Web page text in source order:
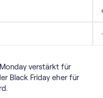
verstärkt für
Black Friday eher für